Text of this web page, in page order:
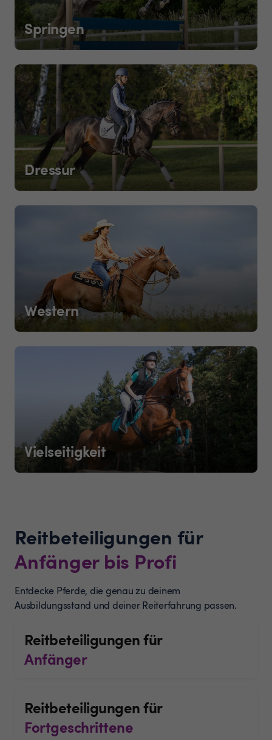
Springen
Dressur
Western
Vielseitigkeit
Reitbeteiligungen für
Anfänger bis Profi
Entdecke Pferde, die genau zu deinem
Ausbildungsstand und deiner Reiterfahrung passen.
Reitbeteiligungen für
Anfänger
Reitbeteiligungen für
Fortgeschrittene